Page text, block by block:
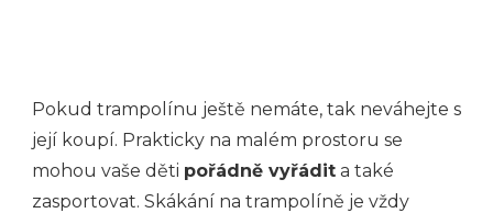
Pokud trampolínu ještě nemáte, tak neváhejte s
její koupí. Prakticky na malém prostoru se
mohou vaše děti pořádně vyřádit a také
zasportovat. Skákání na trampolíně je vždy